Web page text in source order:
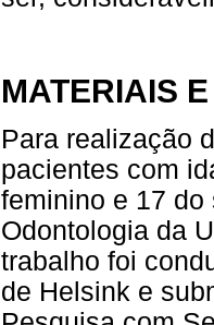
MATERIAIS
Para realização
pacientes com
feminino e 17
Odontologia da
trabalho foi
de Helsink e